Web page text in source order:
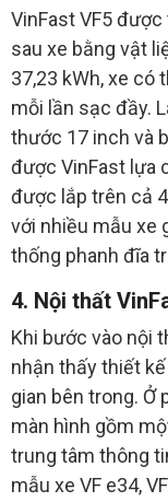
VinFast VF5
sau xe bằng vật
37,23 kWh, xe có
mỗi lần sạc đầy.
thước 17 inch và
được VinFast lựa
được lắp trên cả
với nhiều mẫu xe
thống phanh đĩa
4. Nội thất
Khi bước vào nội
nhận thấy thiết
gian bên trong. Ở
màn hình gồm
trung tâm thông
mẫu xe VF e34,